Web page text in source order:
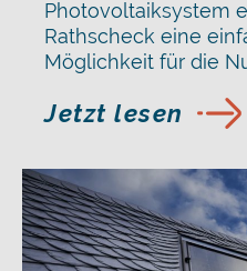
Photovoltaiksystem
Rathscheck eine
Möglichkeit für die
Jetzt lesen